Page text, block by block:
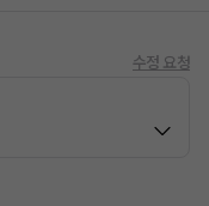
수정 요청